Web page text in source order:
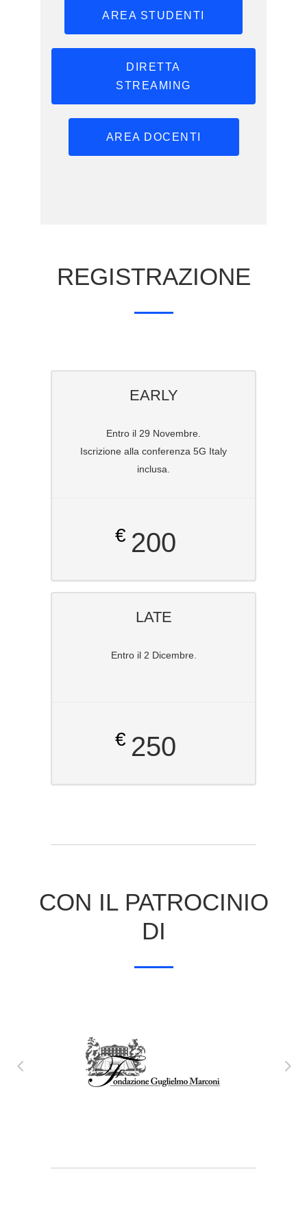
AREA STUDENTI
DIRETTA
STREAMING
AREA DOCENTI
REGISTRAZIONE
EARLY
Entro il 29 Novembre.
Iscrizione alla conferenza 5G Italy
inclusa.
€ 200
LATE
Entro il 2 Dicembre.
€ 250
CON IL PATROCINIO
DI